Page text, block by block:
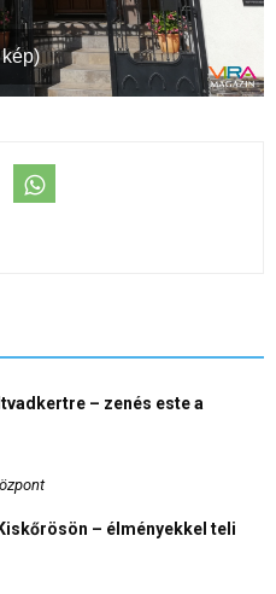
– zenés este a
– élményekkel teli